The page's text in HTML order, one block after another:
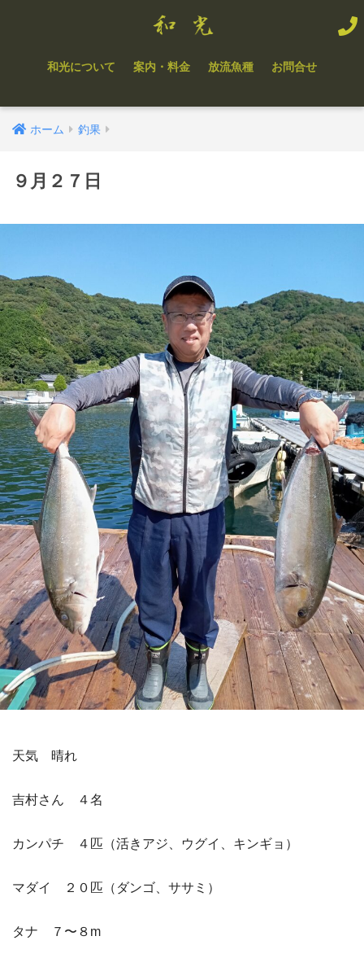
和光について 案内・料金 放流魚種 お問合せ
ホーム 釣果
９月２７日
天気 晴れ
吉村さん ４名
カンパチ ４匹（活きアジ、ウグイ、キンギョ）
マダイ ２０匹（ダンゴ、ササミ）
タナ ７〜８m